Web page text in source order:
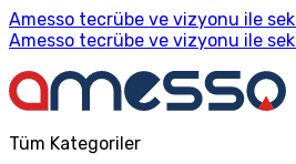
Amesso tecrübe ve vizyonu ile
Amesso tecrübe ve vizyonu ile
Tüm Kategoriler